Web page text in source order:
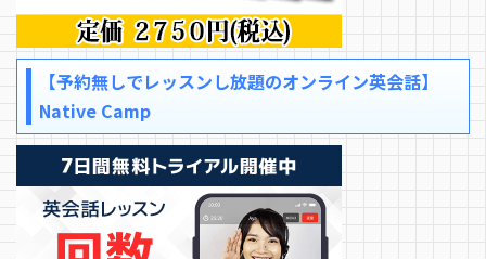
【予約無しでレッスンし放題のオンライン英会話】
Native Camp